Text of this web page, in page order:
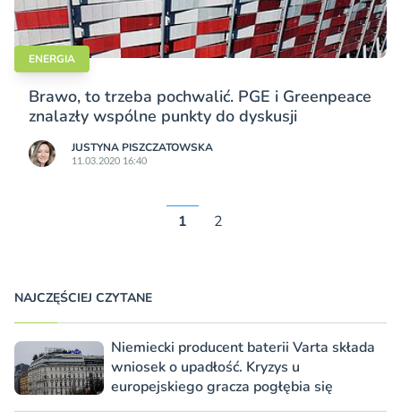
ENERGIA
Brawo, to trzeba pochwalić. PGE i Greenpeace
znalazły wspólne punkty do dyskusji
JUSTYNA PISZCZATOWSKA
11.03.2020 16:40
1 2
NAJCZĘŚCIEJ CZYTANE
Niemiecki producent baterii Varta składa
wniosek o upadłość. Kryzys u
europejskiego gracza pogłębia się